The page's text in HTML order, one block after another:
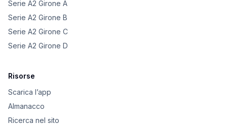
Serie A2 Girone A
Serie A2 Girone B
Serie A2 Girone C
Serie A2 Girone D
Risorse
Scarica l’app
Almanacco
Ricerca nel sito